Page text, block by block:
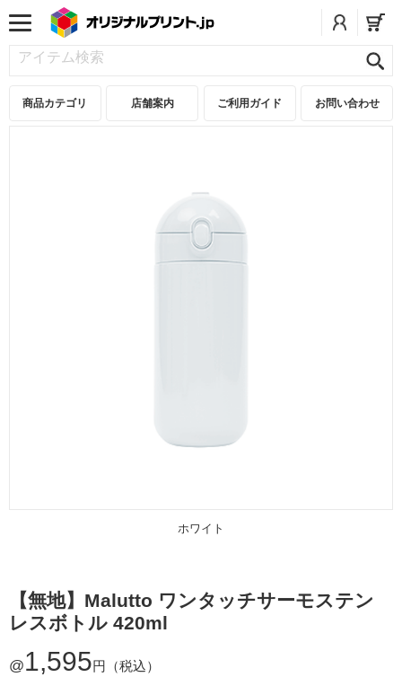
商品カテゴリ 店舗案内 ご利用ガイド お問い合わせ
ホワイト
【無地】Malutto ワンタッチサーモステン
レスボトル 420ml
@1,595円（税込）